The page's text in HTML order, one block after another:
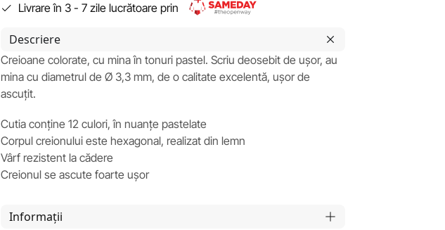
Livrare în 3 - 7 zile lucrătoare prin
Descriere
Creioane colorate, cu mina în tonuri pastel. Scriu deosebit de ușor, au
mina cu diametrul de Ø 3,3 mm, de o calitate excelentă, ușor de
ascuțit.
Cutia conține 12 culori, în nuanțe pastelate
Corpul creionului este hexagonal, realizat din lemn
Vârf rezistent la cădere
Creionul se ascute foarte ușor
Informații